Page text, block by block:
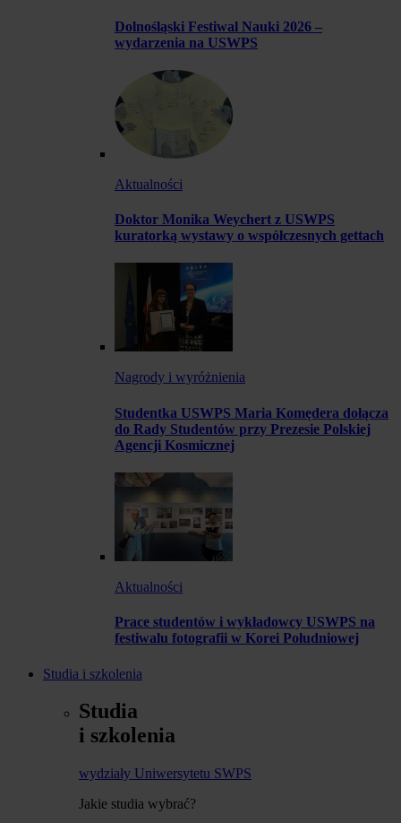
Dolnośląski Festiwal Nauki 2026 –
wydarzenia na USWPS
Aktualności
Doktor Monika Weychert z USWPS
kuratorką wystawy o współczesnych gettach
Nagrody i wyróżnienia
Studentka USWPS Maria Komędera dołącza
do Rady Studentów przy Prezesie Polskiej
Agencji Kosmicznej
Aktualności
Prace studentów i wykładowcy USWPS na
festiwalu fotografii w Korei Południowej
Studia i szkolenia
Studia
i szkolenia
wydziały Uniwersytetu SWPS
Jakie studia wybrać?